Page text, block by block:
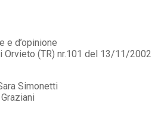
e d’opinione
Orvieto (TR) nr.101 del 13/11/2002
Simonetti